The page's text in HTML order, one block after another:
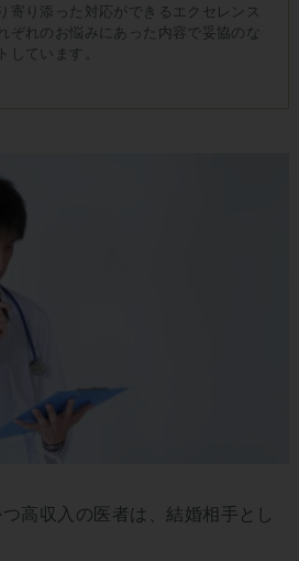
寄り添った対応ができるエクセレンス
ぞれのお悩みにあった内容で妥協のな
しています。
高収入の医者は、結婚相手とし